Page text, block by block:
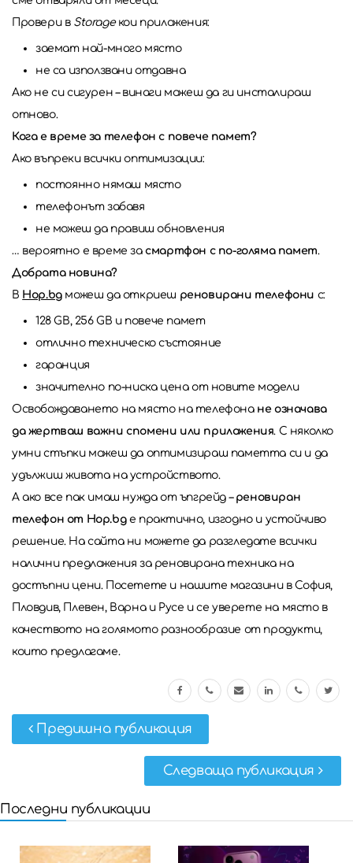
Провери в Storageкои приложения:
заемат най-много място
не са използвани отдавна
Ако не си сигурен – винаги можеш да ги инсталираш
отново.
Кога е време за телефон с повече памет?
Ако въпреки всички оптимизации:
постоянно нямаш място
телефонът забавя
не можеш да правиш обновления
… вероятно е време засмартфон с по-голяма памет.
Добрата новина?
В Hop.bgможеш да откриеш реновирани телефони с:
128 GB, 256 GB и повече памет
отлично техническо състояние
гаранция
значително по-ниска цена от новите модели
Освобождаването на място на телефона не означава
да жертваш важни спомени или приложения. С няколко
умни стъпки можеш да оптимизираш паметта си и да
удължиш живота на устройството.
А ако все пак имаш нужда от ъпгрейд – реновиран
телефон от Hop.bgе практично, изгодно и устойчиво
решение. На сайта ни можете да разгледате всички
налични предложения за реновирана техника на
достъпни цени. Посетете и нашите магазини в София,
Пловдив, Плевен, Варна и Русе и се уверете на място в
качеството на голямото разнообразие от продукти,
които предлагаме.
Предишна публикация
Следваща публикация
Последни публикации